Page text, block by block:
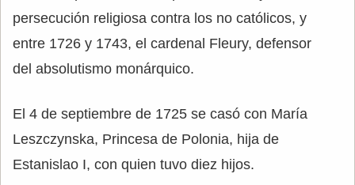
persecución religiosa contra los no católicos, y
entre 1726 y 1743, el cardenal Fleury, defensor
del absolutismo monárquico.
El 4 de septiembre de 1725 se casó con María
Leszczynska, Princesa de Polonia, hija de
Estanislao I, con quien tuvo diez hijos.